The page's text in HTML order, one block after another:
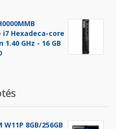
Hexadeca-core
1.40 GHz - 16 GB
W11P 8GB/256GB